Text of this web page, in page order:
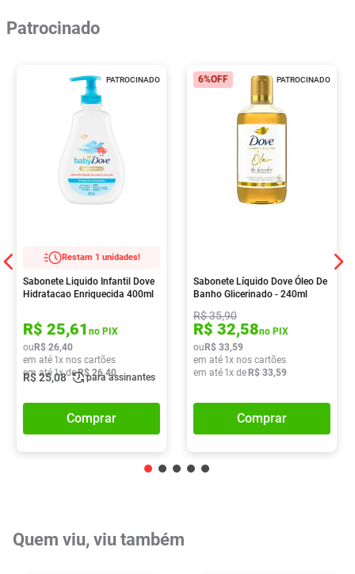
Patrocinado
PATROCINADO
Restam 1 unidades!
Sabonete Liquido Infantil Dove
Hidratacao Enriquecida 400ml
R$ 25,61 no PIX
ou R$ 26,40
em até 1x nos cartões
em até1x deR$ 26,40
R$25,08 para assinantes
Comprar
PATROCINADO
6%OFF
Sabonete Líquido Dove Óleo De
Banho Glicerinado - 240ml
R$35,90
R$ 32,58no PIX
ou R$ 33,59
em até 1x nos cartões
em até 1x de R$ 33,59
Comprar
Quem viu, viu também